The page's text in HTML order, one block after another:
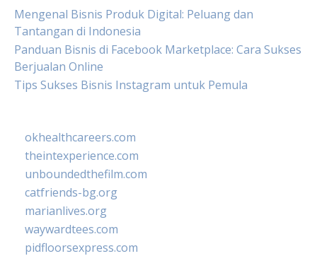
Mengenal Bisnis Produk Digital: Peluang dan
Tantangan di Indonesia
Panduan Bisnis di Facebook Marketplace: Cara Sukses
Berjualan Online
Tips Sukses Bisnis Instagram untuk Pemula
okhealthcareers.com
theintexperience.com
unboundedthefilm.com
catfriends-bg.org
marianlives.org
waywardtees.com
pidfloorsexpress.com